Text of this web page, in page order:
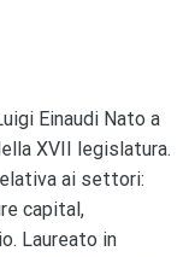
Einaudi Nato a
XVII legislatura.
ai settori:
capital,
Laureato in